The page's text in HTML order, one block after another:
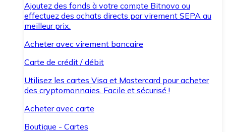
Ajoutez des fonds à votre compte Bitnovo ou
effectuez des achats directs par virement SEPA au
meilleur prix.
Acheter avec virement bancaire
Carte de crédit / débit
Utilisez les cartes Visa et Mastercard pour acheter
des cryptomonnaies. Facile et sécurisé !
Acheter avec carte
Boutique - Cartes